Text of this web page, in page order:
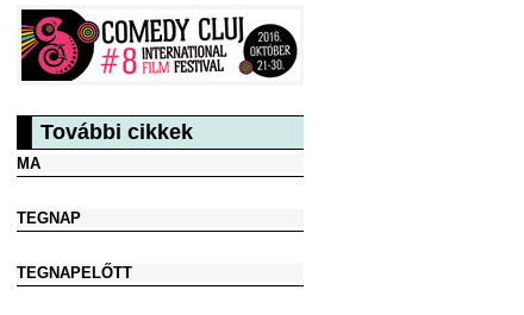
További cikkek
MA
TEGNAP
TEGNAPELŐTT